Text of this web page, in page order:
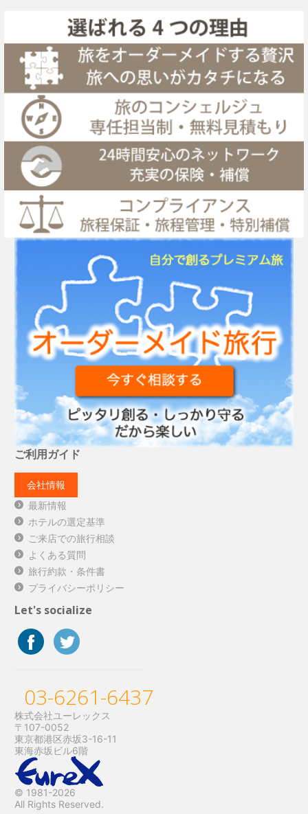
ご利用ガイド
会社情報
最新情報
ホテルの選定基準
ご来店での旅行相談
よくある質問
旅行約款・条件書
プライバシーポリシー
Let's socialize
03-6261-6437
株式会社ユーレックス
〒107-0052
東京都港区赤坂3-16-11
東海赤坂ビル6階
© 1981-2026
All Rights Reserved.